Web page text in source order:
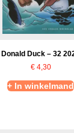
Donald Duck – 32
€4,30
+ In winkelmand